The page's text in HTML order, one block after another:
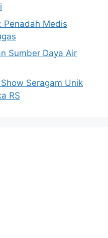
Penadah Medis
Sumber Daya Air
Seragam Unik
RS